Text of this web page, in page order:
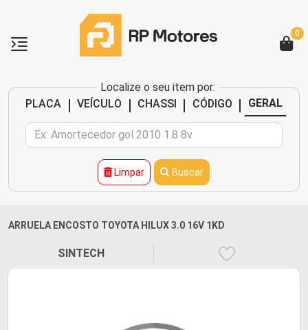
Localize o seu item por:
PLACA
| VEÍCULO | CHASSI | CÓDIGO | GERAL
Limpar Buscar
0
ARRUELA ENCOSTO TOYOTA HILUX 3.0 16V 1KD
SINTECH